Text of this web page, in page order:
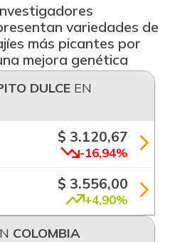
variedades de
más picantes por
mejora genética
DULCEEN
$ 3.120,67
-16,94%
$ 3.556,00
+4,90%
COLOMBIA